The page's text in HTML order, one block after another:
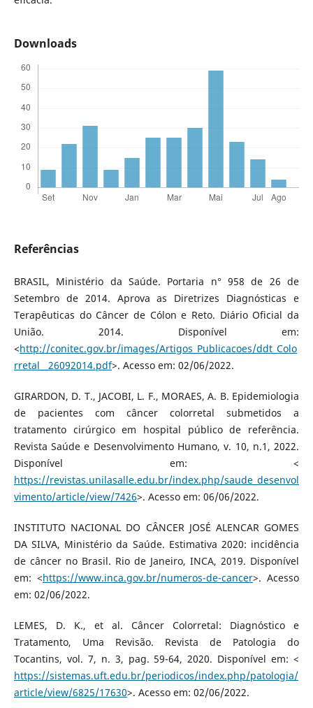
Downloads
Referências
BRASIL, Ministério da Saúde. Portaria n° 958 de 26 de
Setembro de 2014. Aprova as Diretrizes Diagnósticas e
Terapêuticas do Câncer de Cólon e Reto. Diário Oficial da
União. 2014. Disponível em:
<http://conitec.gov.br/images/Artigos_Publicacoes/ddt_Colo
rretal__26092014.pdf>. Acesso em: 02/06/2022.
GIRARDON, D. T., JACOBI, L. F., MORAES, A. B. Epidemiologia
de pacientes com câncer colorretal submetidos a
tratamento cirúrgico em hospital público de referência.
Revista Saúde e Desenvolvimento Humano, v. 10, n.1, 2022.
Disponível em: <
https://revistas.unilasalle.edu.br/index.php/saude_desenvol
vimento/article/view/7426>. Acesso em: 06/06/2022.
INSTITUTO NACIONAL DO CÂNCER JOSÉ ALENCAR GOMES
DA SILVA, Ministério da Saúde. Estimativa 2020: incidência
de câncer no Brasil. Rio de Janeiro, INCA, 2019. Disponível
em: <https://www.inca.gov.br/numeros-de-cancer>. Acesso
em: 02/06/2022.
LEMES, D. K., et al. Câncer Colorretal: Diagnóstico e
Tratamento, Uma Revisão. Revista de Patologia do
Tocantins, vol. 7, n. 3, pag. 59-64, 2020. Disponível em: <
https://sistemas.uft.edu.br/periodicos/index.php/patologia/
article/view/6825/17630>. Acesso em: 02/06/2022.